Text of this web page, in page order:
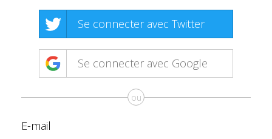
Se connecter avec Twitter
Se connecter avec Google
ou
E-mail